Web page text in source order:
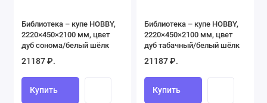
Библиотека – купе HOBBY,
2220×450×2100 мм, цвет
дуб сонома/белый шёлк
21187 ₽.
Купить
Библиотека – купе HOBBY,
2220×450×2100 мм, цвет
дуб табачный/белый шёлк
21187 ₽.
Купить